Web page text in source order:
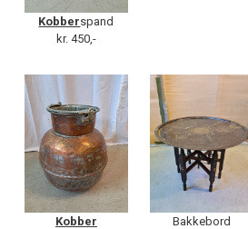
Kobberspand
kr. 450,-
Kobber
Bakkebord